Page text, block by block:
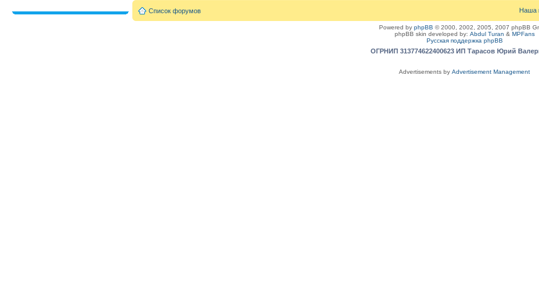
Список форумов Наша
Powered by phpBB © 2000, 2002, 2005, 2007 phpBB
phpBB skin developed by: Abdul Turan & MPFans
Русская поддержка phpBB
ОГРНИП 313774622400623 ИП Тарасов Юрий
Advertisements by Advertisement Management